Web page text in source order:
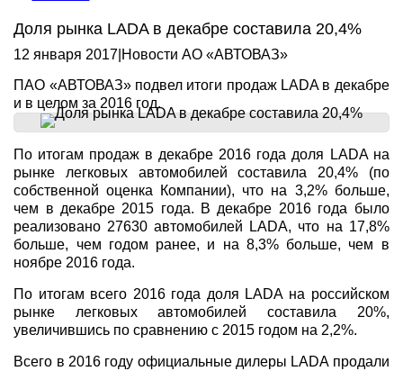
Доля рынка LADA в декабре составила 20,4%
12 января 2017 Новости АО «АВТОВАЗ»
ПАО «АВТОВАЗ» подвел итоги продаж LADA в декабре
и в целом за 2016 год.
По итогам продаж в декабре 2016 года доля LADA на
рынке легковых автомобилей составила 20,4% (по
собственной оценка Компании), что на 3,2% больше,
чем в декабре 2015 года. В декабре 2016 года было
реализовано 27630 автомобилей LADA, что на 17,8%
больше, чем годом ранее, и на 8,3% больше, чем в
ноябре 2016 года.
По итогам всего 2016 года доля LADA на российском
рынке легковых автомобилей составила 20%,
увеличившись по сравнению с 2015 годом на 2,2%.
Всего в 2016 году официальные дилеры LADA продали